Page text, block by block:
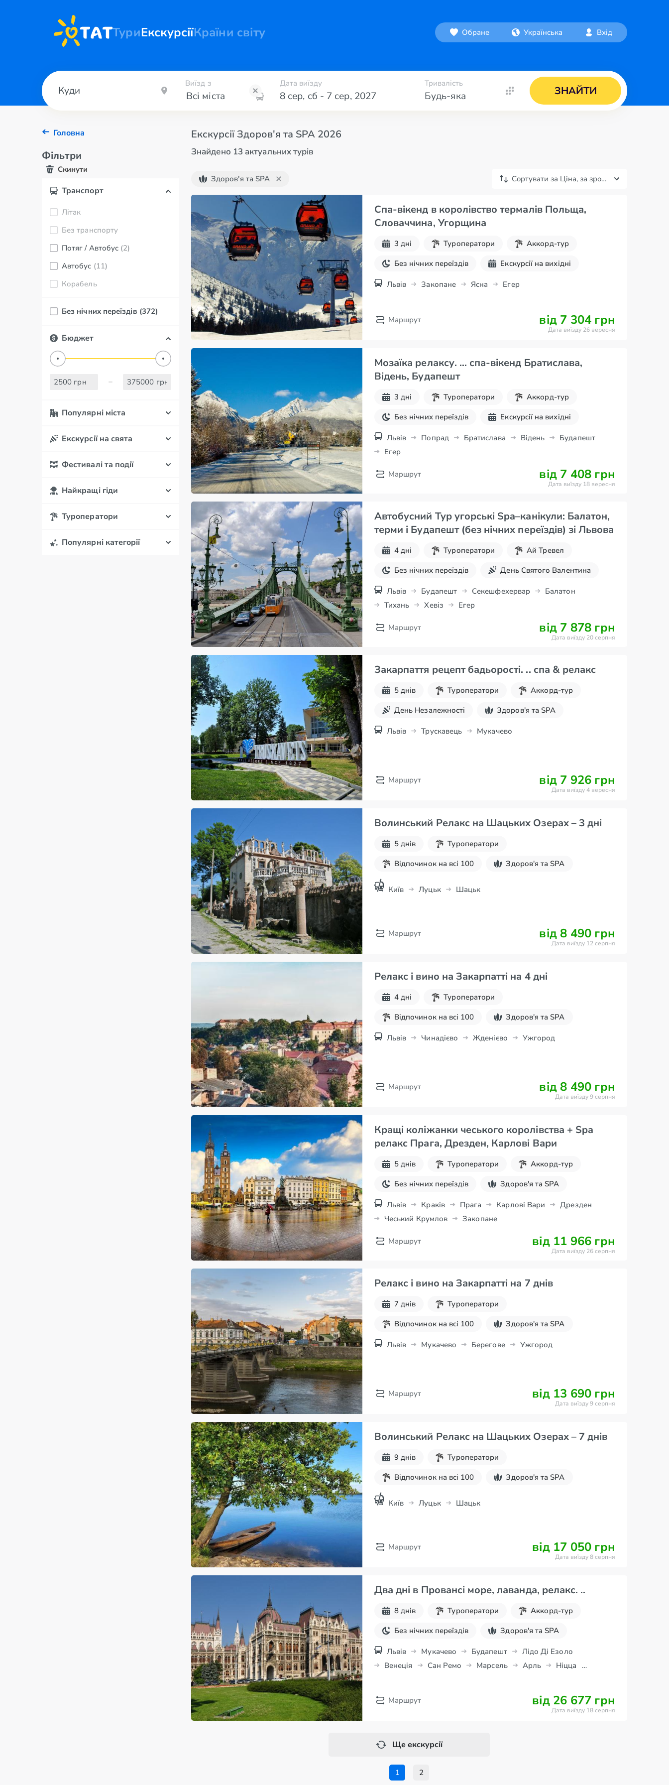
ТуриЕкскурсіїКраїни світу Обране Українська Вхід
Виїзд з Дата виїзду
8 сер, сб - 7 сер, 2027
Тривалість
Будь-яка ЗНАЙТИ
Головна
Фільтри
Скинути
Транспорт
Літак
Без транспорту
Потяг / Автобус (2)
Автобус (11)
Корабель
Без нічних переїздів (372)
Бюджет
Популярні міста
Екскурсії на свята
Фестивалі та події
Найкращі гіди
Туроператори
Популярні категорії
Екскурсії Здоров'я та SPA 2026
Знайдено 13 актуальних турів
Здоров'я та SPA Сортувати за Ціна, за зростанням
Спа-вікенд в королівство термалів Польща,
Словаччина, Угорщина
3 дні Туроператори
Аккорд-тур
Без нічних переїздів
Екскурсії на вихідні
Здоров'я та SPA
Львів Закопане Ясна Егер
Маршрут від 7 304 грн
Дата виїзду 26 вересня
Мозаїка релаксу. … спа-вікенд Братислава,
Відень, Будапешт
3 дні Туроператори
Аккорд-тур
Без нічних переїздів
Екскурсії на вихідні
Здоров'я та SPA
Львів Попрад Братислава Відень
Будапешт
Егер
Маршрут від 7 408 грн
Дата виїзду 18 вересня
Автобусний Тур угорські Spa–канікули: Балатон,
терми і Будапешт (без нічних переїздів) зі Львова
4 дні Туроператори
Ай Тревел
Без нічних переїздів
День Святого Валентина
Різдвяні тури
Травневі свята
Великдень
Новорічні тури
Здоров'я та SPA
Львів Будапешт Секешфехервар
Балатон
Тихань
Хевіз Егер
Маршрут від 7 878 грн
Дата виїзду 20 серпня
Закарпаття рецепт бадьорості. .. спа & релакс
5 днів Туроператори
Аккорд-тур
День Незалежності
Здоров'я та SPA
Львів Трускавець Мукачево
Маршрут від 7 926 грн
Дата виїзду 4 вересня
Волинський Релакс на Шацьких Озерах – 3 дні
5 днів
Туроператори
Відпочинок на всі 100
Здоров'я та SPA
Київ Луцьк Шацьк
Маршрут від 8 490 грн
Дата виїзду 12 серпня
Релакс і вино на Закарпатті на 4 дні
4 дні
Туроператори
Відпочинок на всі 100
Здоров'я та SPA
Львів Чинадієво Жденієво Ужгород
Маршрут від 8 490 грн
Дата виїзду 9 серпня
Кращі коліжанки чеського королівства + Spa
релакс Прага, Дрезден, Карлові Вари
5 днів Туроператори
Аккорд-тур
Без нічних переїздів
Здоров'я та SPA
Львів Краків Прага Карлові Вари
Дрезден
Чеський Крумлов
Закопане
Маршрут від 11 966 грн
Дата виїзду 26 серпня
Релакс і вино на Закарпатті на 7 днів
7 днів
Туроператори
Відпочинок на всі 100
Здоров'я та SPA
Львів Мукачево Берегове Ужгород
Маршрут від 13 690 грн
Дата виїзду 9 серпня
Волинський Релакс на Шацьких Озерах – 7 днів
9 днів
Туроператори
Відпочинок на всі 100
Здоров'я та SPA
Київ Луцьк Шацьк
Маршрут від 17 050 грн
Дата виїзду 8 серпня
Два дні в Провансі море, лаванда, релакс. ..
8 днів Туроператори
Аккорд-тур
Без нічних переїздів
Здоров'я та SPA
Пляжний відпочинок
Львів Мукачево Будапешт
Лідо Ді Езоло
Венеція
Сан Ремо Марсель Арль
Ніцца
Маршрут від 26 677 грн
Дата виїзду 18 серпня
Ще екскурсії
1 2